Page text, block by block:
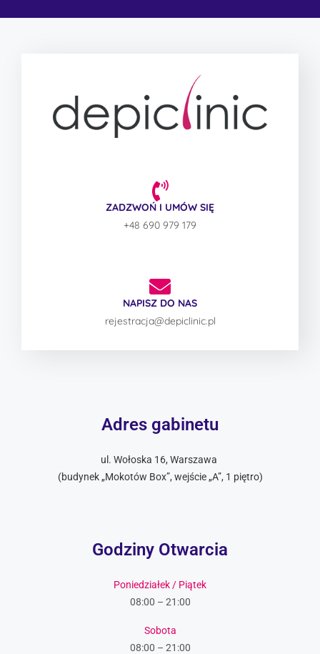
ZADZWOŃ I UMÓW SIĘ
+48 690 979 179
NAPISZ DO NAS
rejestracja@depiclinic.pl
Adres gabinetu
ul. Wołoska 16, Warszawa
(budynek „Mokotów Box”, wejście „A”, 1 piętro)
Godziny Otwarcia
Poniedziałek / Piątek
08:00 – 21:00
Sobota
08:00 – 21:00